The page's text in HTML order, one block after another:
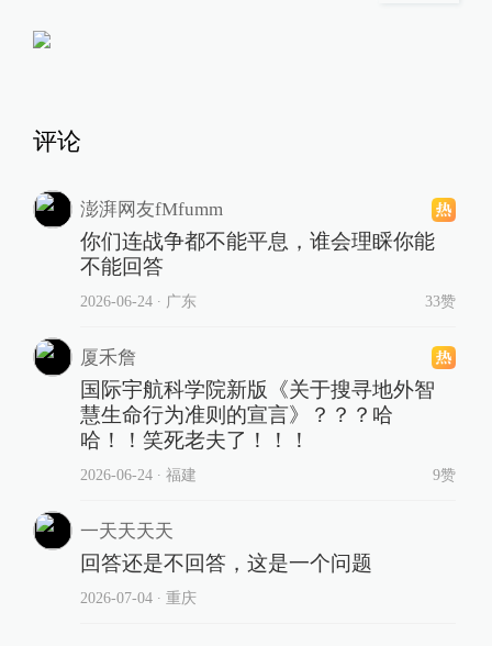
评论
澎湃网友fMfumm
你们连战争都不能平息，谁会理睬你能
不能回答
2026-06-24∙ 广东 33赞
厦禾詹
国际宇航科学院新版《关于搜寻地外智
慧生命行为准则的宣言》？？？哈
哈！！笑死老夫了！！！
2026-06-24∙ 福建 9赞
一天天天天
回答还是不回答，这是一个问题
2026-07-04∙ 重庆